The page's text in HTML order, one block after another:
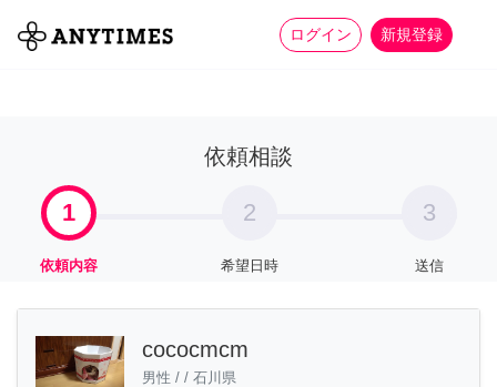
ログイン 新規登録
全て 家事 more_horiz
依頼相談
1
依頼内容
2
希望日時
3
送信
cococmcm
男性 / / 石川県